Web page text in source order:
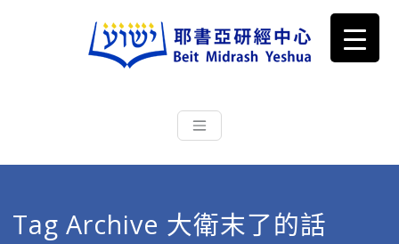
耶書亞研經中心
根源明白聖經，成為更好的門徒
Tag Archive 大衛末了的話